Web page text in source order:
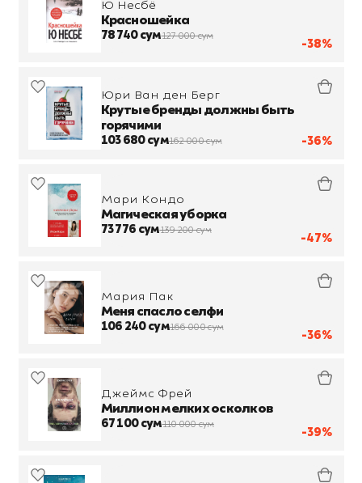
-38%
Ю Несбё
Красношейка
78 740 сум127 000 сум
-36%
Юри Ван ден Берг
Крутые бренды должны быть
горячими
103 680 сум162 000 сум
-47%
Мари Кондо
Магическая уборка
73 776 сум139 200 сум
-36%
Мария Пак
Меня спасло селфи
106 240 сум166 000 сум
-39%
Джеймс Фрей
Миллион мелких осколков
67 100 сум110 000 сум